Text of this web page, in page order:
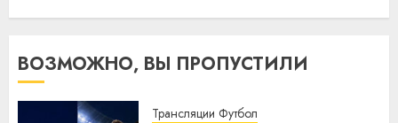
ВОЗМОЖНО, ВЫ ПРОПУСТИЛИ
Трансляции Футбол